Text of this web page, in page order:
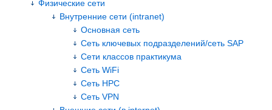
Физические сети
Внутренние сети (intranet)
Основная сеть
Сеть ключевых подразделений/сеть SAP
Сети классов практикума
Сеть WiFi
Сеть HPC
Сеть VPN